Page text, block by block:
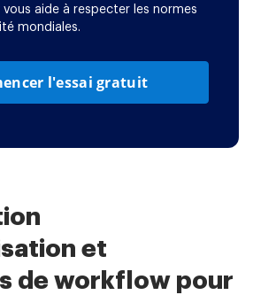
vous aide à respecter les normes
mondiales.
l'essai gratuit
et
de workflow pour